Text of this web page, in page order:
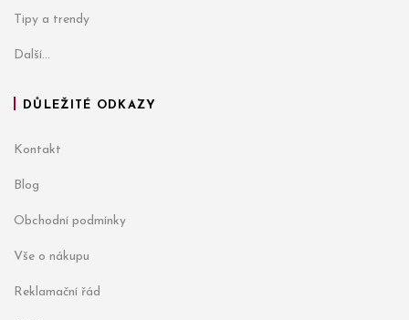
Tipy a trendy
Další...
DŮLEŽITÉ ODKAZY
Kontakt
Blog
Obchodní podmínky
Vše o nákupu
Reklamační řád